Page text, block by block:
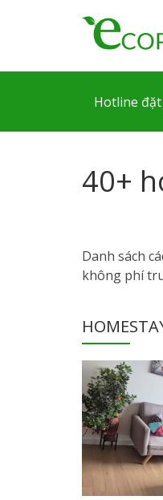
Hotline
40+
Danh sách
không phí